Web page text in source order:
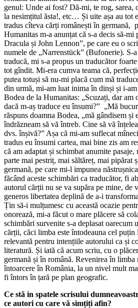
genul: Unde ai fost? Dă-mi, te rog,
la nesimțitul ăsta!, etc… Și uite așa au tot
tradus cîteva cărți românești în germană,
Humanitas m-a anunțat că s-a decis să-mi
Dracula și John Lennon”, pe care eu o
numele de „Narrenstück” (Bufonerie). S-
traducă, mi s-a propus un traducător
tot gîndit. Mi-era cumva teama că,
putea totuși să nu-mi placă cum mă
din urmă, mi-am luat inima în dinși și i-
Bodea de la Humanitas: „Scuzați, dar am
dacă m-aș traduce eu însumi?” „Mă
răspuns doamna Bodea, „mă gândisem și
îndrăzneam să vă întreb. Cine să vă
dvs. înșivă?” Așa că mi-am suflecat
tradus eu însumi cartea, mai bine zis am
că am adaptat și schimbat anumite
parte mai pestriț, mai săltăreț, mai pipărat
germană, pe care mi-l impunea
făcând aceste schimbări ca traducător, fi
autorul cărții nu se va supăra pe mine, de
generos libertatea deplină de a-i
Țin să-i mulțumesc cu această ocazie
onorează, mi-a făcut o mare plăcere să
schimbări survenite s-a deplasat oarecum
cărții, căci limba este întodeauna cel puțin
relevantă pentru intențiile autorului ca și
literatură. Și iată că acum scriu, cu o
germană și în română. Revenirea în limba
întoarcere în România, la un nivel mult
fi întors în țară pe plan geografic.
Ce stă in spatele scrisului
ce autori cu care vă simțiți afin?